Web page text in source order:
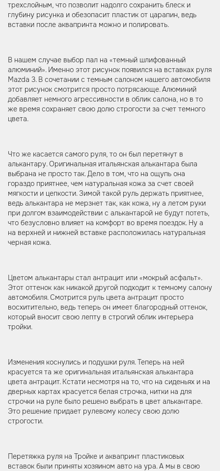
трехслойным, что позволит надолго сохранить блеск и
глубину рисунка и обезопасит пластик от царапин, ведь
вставки после аквапринта можно и полировать.
В нашем случае выбор пал на «темный шлифованный
алюминий». Именно этот рисунок появился на вставках руля
Mazda 3. В сочетании с темным салоном нашего автомобиля
этот рисунок смотрится просто потрясающе. Алюминий
добавляет немного агрессивности в облик салона, но в то
же время сохраняет свою долю строгости за счет темного
цвета.
Что же касается самого руля, то он был перетянут в
алькантару. Оригинальная итальянская алькантара была
выбрана не просто так. Дело в том, что на ощупь она
гораздо приятнее, чем натуральная кожа за счет своей
мягкости и цепкости. Зимой такой руль держать приятнее,
ведь алькантара не мерзнет так, как кожа, ну а летом руки
при долгом взаимодействии с алькантарой не будут потеть,
что безусловно влияет на комфорт во время поездок. Ну а
на верхней и нижней вставке расположилась натуральная
черная кожа.
Цветом алькантары стал антрацит или «мокрый асфальт».
Этот оттенок как никакой другой подходит к темному салону
автомобиля. Смотрится руль цвета антрацит просто
восхитительно, ведь теперь он имеет благородный оттенок,
который вносит свою лепту в строгий облик интерьера
тройки.
Изменения коснулись и подушки руля. Теперь на ней
красуется та же оригинальная итальянская алькантара
цвета антрацит. Кстати несмотря на то, что на сиденьях и на
дверных картах красуется белая строчка, нитки на для
строчки на руле было решено выбрать в цвет алькантаре.
Это решение придает рулевому колесу свою долю
строгости.
Перетяжка руля на Тройке и аквапринт пластиковых
вставок были приняты хозяином авто на ура. А мы в свою